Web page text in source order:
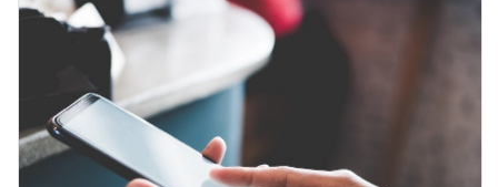
悩んで大正解だった便利なアイテム